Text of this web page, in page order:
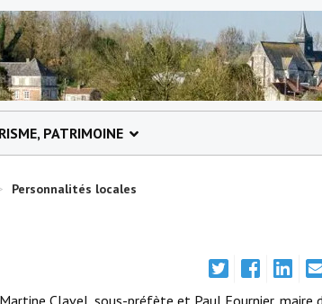
PATRIMOINE
Personnalités locales
Clavel, sous-préfète et Paul Fournier, maire